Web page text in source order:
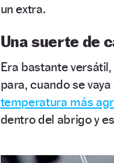
un extra.
Una suerte de
Era bastante
para, cuando se
temperatura más
dentro del abrigo y